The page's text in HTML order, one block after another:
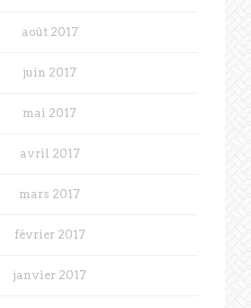
août 2017
juin 2017
mai 2017
avril 2017
mars 2017
février 2017
janvier 2017